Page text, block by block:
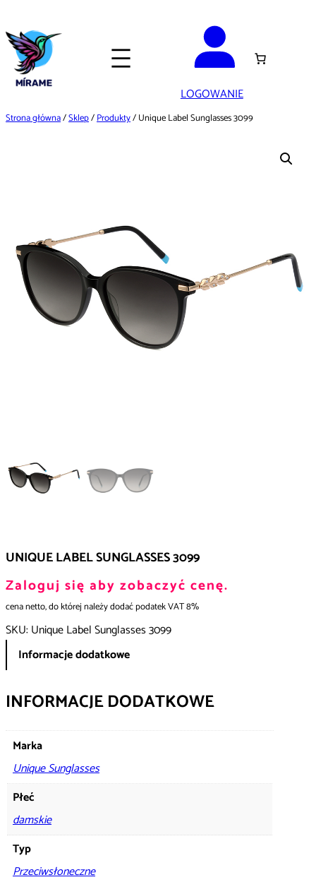
do
treści
LOGOWANIE
Strona główna/Sklep/Produkty/ Unique Label Sunglasses 3099
UNIQUE LABEL SUNGLASSES 3099
Zaloguj się aby zobaczyć cenę.
cena netto, do której należy dodać podatek VAT 8%
SKU: Unique Label Sunglasses 3099
Informacje dodatkowe
INFORMACJE DODATKOWE
Marka
Unique Sunglasses
Płeć
damskie
Typ
Przeciwsłoneczne